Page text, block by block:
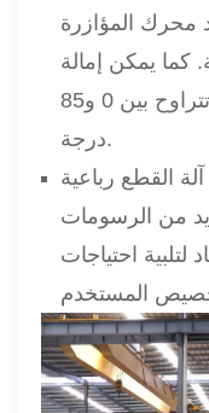
محرك المؤازرة
بين 0 و90 درجة. كما يمكن إمالة
الجهاز لأعلى ولأسفل بزاوية تتراوح بين 0 و85
درجة.
القطع رباعية
من الرسومات
لتلبية احتياجات